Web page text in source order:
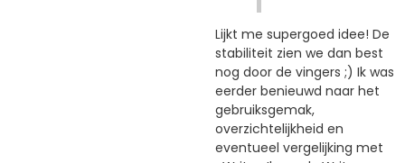
Lijkt me supergoed idee! De
stabiliteit zien we dan best
nog door de vingers ;) Ik was
eerder benieuwd naar het
gebruiksgemak,
overzichtelijkheid en
eventueel vergelijking met